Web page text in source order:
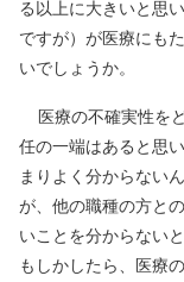
る以上に大きいと思
ですが）が医療にも
いでしょうか。
医療の不確実性を
任の一端はあると思
まりよく分からない
が、他の職種の方と
いことを分からない
もしかしたら、医療